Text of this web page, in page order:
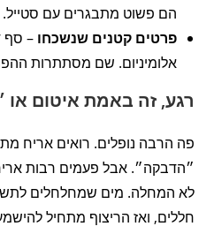
הם פשוט מתבגרים עם סטייל.
פרטים קטנים שנשכחו – סף
אלומיניום. שם מסתתרות
רגע, זה באמת איטום או
פה הרבה נופלים. רואים אריח
״הדבקה״. אבל פעמים רבות
לא המחלה. מים שמחלחלים
חללים, ואז הריצוף מתחיל